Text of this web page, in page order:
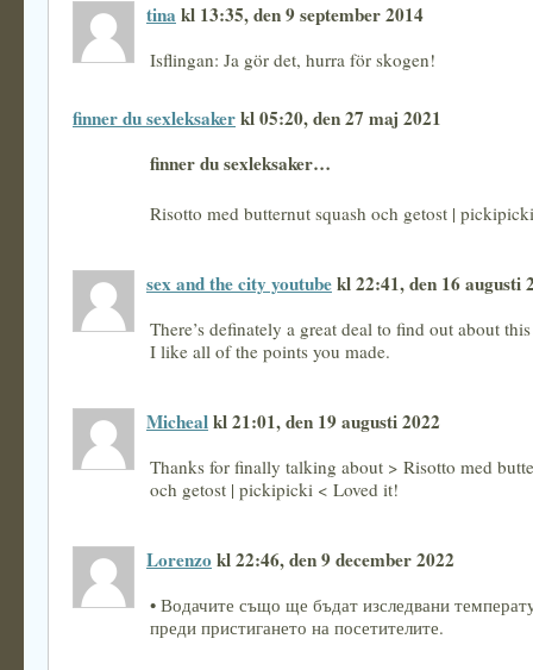
tina kl 13:35, den 9 september 2014
Isflingan: Ja gör det, hurra för skogen!
finner du sexleksakerkl 05:20, den 27 maj 2021
finner du sexleksaker…
Risotto med butternut squash och getost |
sex and the city youtubekl 22:41, den 16 augusti
There’s definately a great deal to find out about
I like all of the points you made.
Michealkl 21:01, den 19 augusti 2022
Thanks for finally talking about > Risotto med
och getost | pickipicki < Loved it!
Lorenzokl 22:46, den 9 december 2022
• Водачите също ще бъдат изследвани
преди пристигането на посетителите.